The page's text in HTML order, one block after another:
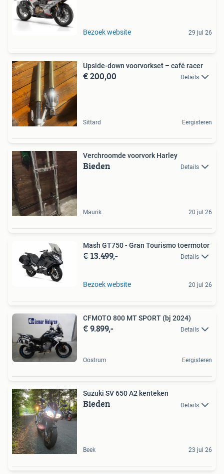
Bezoek website 29 jul 26
Upside-down voorvorkset – café racer
€ 200,00 Details
Sittard Eergisteren
Verchroomde voorvork Harley
Bieden Details
Maurik 20 jul 26
Mash GT750 - Gran Tourismo toermotor
€ 13.499,- Details
Bezoek website 20 jul 26
CFMOTO 800 MT SPORT (bj 2024)
€ 9.899,- Details
Oostrum Eergisteren
Suzuki SV 650 A2 kenteken
Bieden Details
Beek 23 jul 26